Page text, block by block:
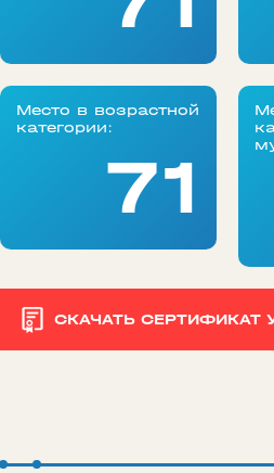
Место в возрастной
категории:
71
СКАЧАТЬ СЕРТИФИКАТ